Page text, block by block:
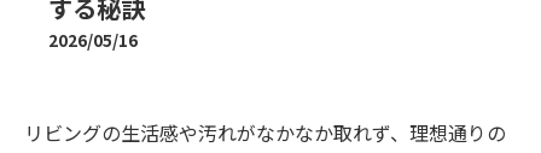
する秘訣
2026/05/16
リビングの生活感や汚れがなかなか取れず、理想通りの